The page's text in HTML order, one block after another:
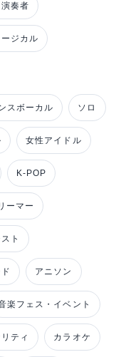
奏者
ジカル
スボーカル ソロ
女性アイドル
K-POP
ーマー
ト
アニソン
楽フェス・イベント
ティ カラオケ